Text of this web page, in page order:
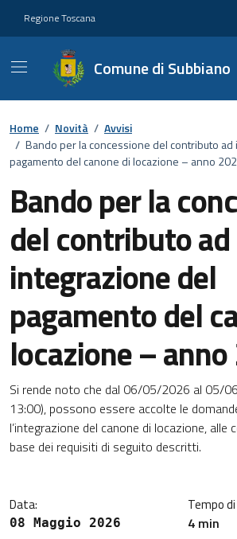
Regione Toscana
Comune di Subbiano
Home / Novità / Avvisi
/ Bando per la concessione del contributo
pagamento del canone di locazione – anno
Bando per la
del contributo ad
integrazione del
pagamento del
locazione –
Dettagli della notizia
Si rende noto che dal 06/05/2026 al 05/
13:00), possono essere accolte le
l’integrazione del canone di locazione, alle
base dei requisiti di seguito descritti.
Data:
08 Maggio 2026
Tempo
4 min